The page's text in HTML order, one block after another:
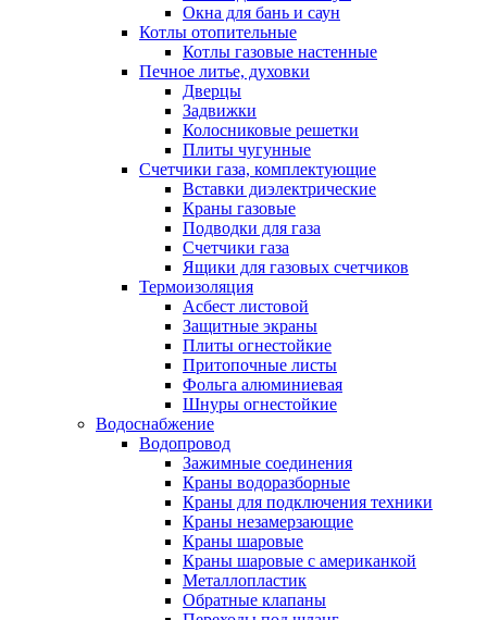
Окна для бань и саун
Котлы отопительные
Котлы газовые настенные
Печное литье, духовки
Дверцы
Задвижки
Колосниковые решетки
Плиты чугунные
Счетчики газа, комплектующие
Вставки диэлектрические
Краны газовые
Подводки для газа
Счетчики газа
Ящики для газовых счетчиков
Термоизоляция
Асбест листовой
Защитные экраны
Плиты огнестойкие
Притопочные листы
Фольга алюминиевая
Шнуры огнестойкие
Водоснабжение
Водопровод
Зажимные соединения
Краны водоразборные
Краны для подключения техники
Краны незамерзающие
Краны шаровые
Краны шаровые с американкой
Металлопластик
Обратные клапаны